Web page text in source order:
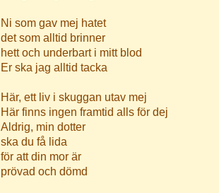
Ni som gav mej hatet
det som alltid brinner
hett och underbart i mitt blod
Er ska jag alltid tacka
Här, ett liv i skuggan utav mej
Här finns ingen framtid alls för dej
Aldrig, min dotter
ska du få lida
för att din mor är
prövad och dömd